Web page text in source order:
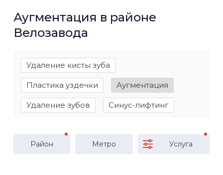
Аугментация в районе
Велозавода
Удаление кисты зуба
Пластика уздечки Аугментация
Удаление зубов Синус-лифтинг
Район Метро Услуга